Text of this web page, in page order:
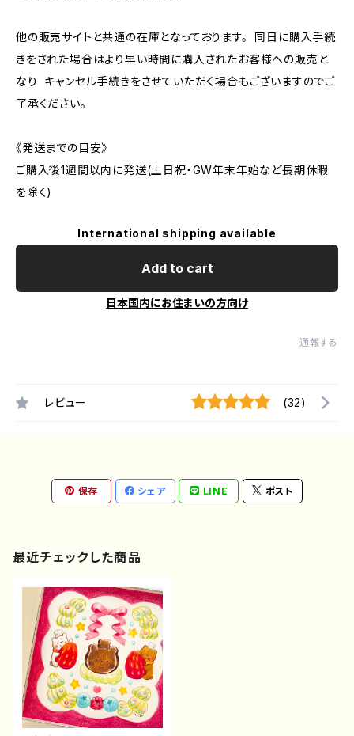
他の販売サイトと共通の在庫となっております。 同日に購入手続
きをされた場合はより早い時間に購入されたお客様への販売と
なり キャンセル手続きをさせていただく場合もございますのでご
了承ください。
《発送までの目安》
ご購入後1週間以内に発送(土日祝・GW年末年始など長期休暇
を除く)
International shipping available
Add to cart
日本国内にお住まいの方向け
通報する
レビュー (32)
保存 シェア LINE ポスト
最近チェックした商品